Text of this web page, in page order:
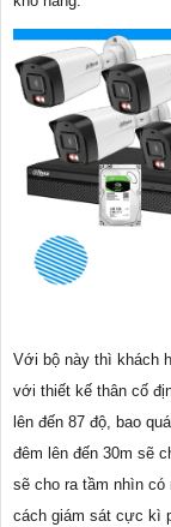
Với bộ này thì khách
với thiết kế thân cố
lên đến 87 độ, bao
đêm lên đến 30m sẽ
sẽ cho ra tầm nhìn có
cách giám sát cực kì